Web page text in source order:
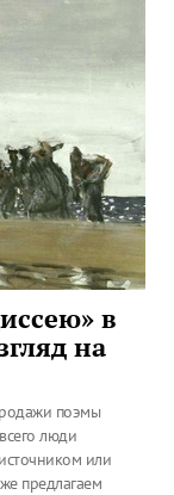
в
на
поэмы
люди
или
предлагаем